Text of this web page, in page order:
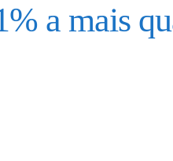
a mais